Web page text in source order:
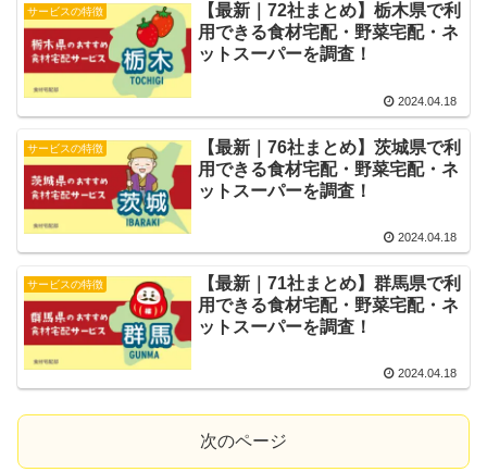
サービスの特徴
【最新｜72社まとめ】栃木県で利
用できる食材宅配・野菜宅配・ネ
ットスーパーを調査！
2024.04.18
サービスの特徴
【最新｜76社まとめ】茨城県で利
用できる食材宅配・野菜宅配・ネ
ットスーパーを調査！
2024.04.18
サービスの特徴
【最新｜71社まとめ】群馬県で利
用できる食材宅配・野菜宅配・ネ
ットスーパーを調査！
2024.04.18
次のページ